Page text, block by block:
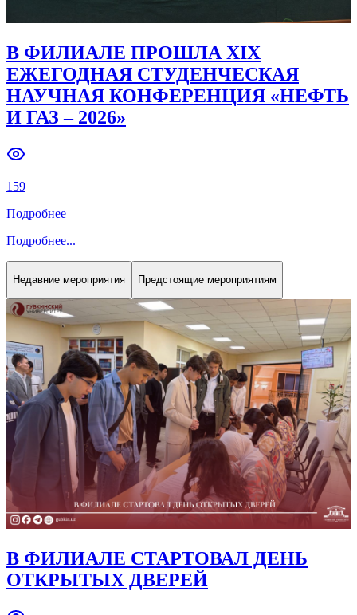
В ФИЛИАЛЕ ПРОШЛА XIX
ЕЖЕГОДНАЯ СТУДЕНЧЕСКАЯ
НАУЧНАЯ КОНФЕРЕНЦИЯ «НЕФТЬ
И ГАЗ – 2026»
159
Подробнее
Подробнее...
Недавние мероприятия Предстоящие мероприятиям
В ФИЛИАЛЕ СТАРТОВАЛ ДЕНЬ
ОТКРЫТЫХ ДВЕРЕЙ